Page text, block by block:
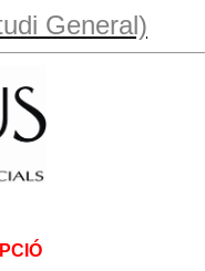
General)